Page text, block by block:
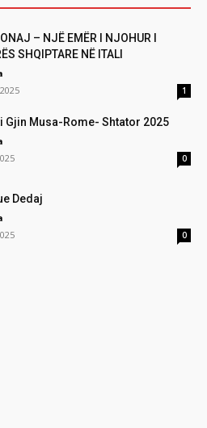
– NJË EMËR I NJOHUR I
SHQIPTARE NË ITALI
1
Gjin Musa-Rome- Shtator 2025
0
Dedaj
0